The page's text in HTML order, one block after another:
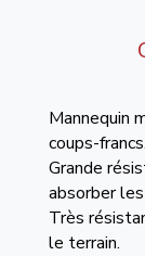
Mannequin
coups-francs.
Grande
absorber
Très
le terrain.